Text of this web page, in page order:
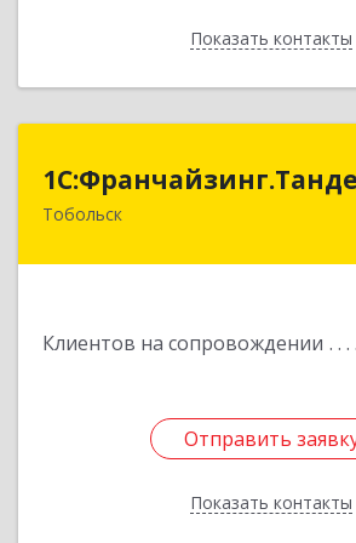
Показать контакты
Назад
Тобольск
Клиентов на сопровождении
Отправить
Показать контакты
Отправить
Назад